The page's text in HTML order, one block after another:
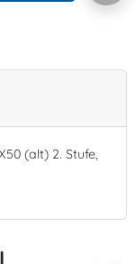
(alt) 2. Stufe,